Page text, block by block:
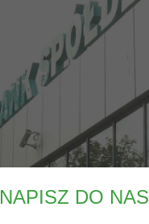
NAPISZ DO NAS